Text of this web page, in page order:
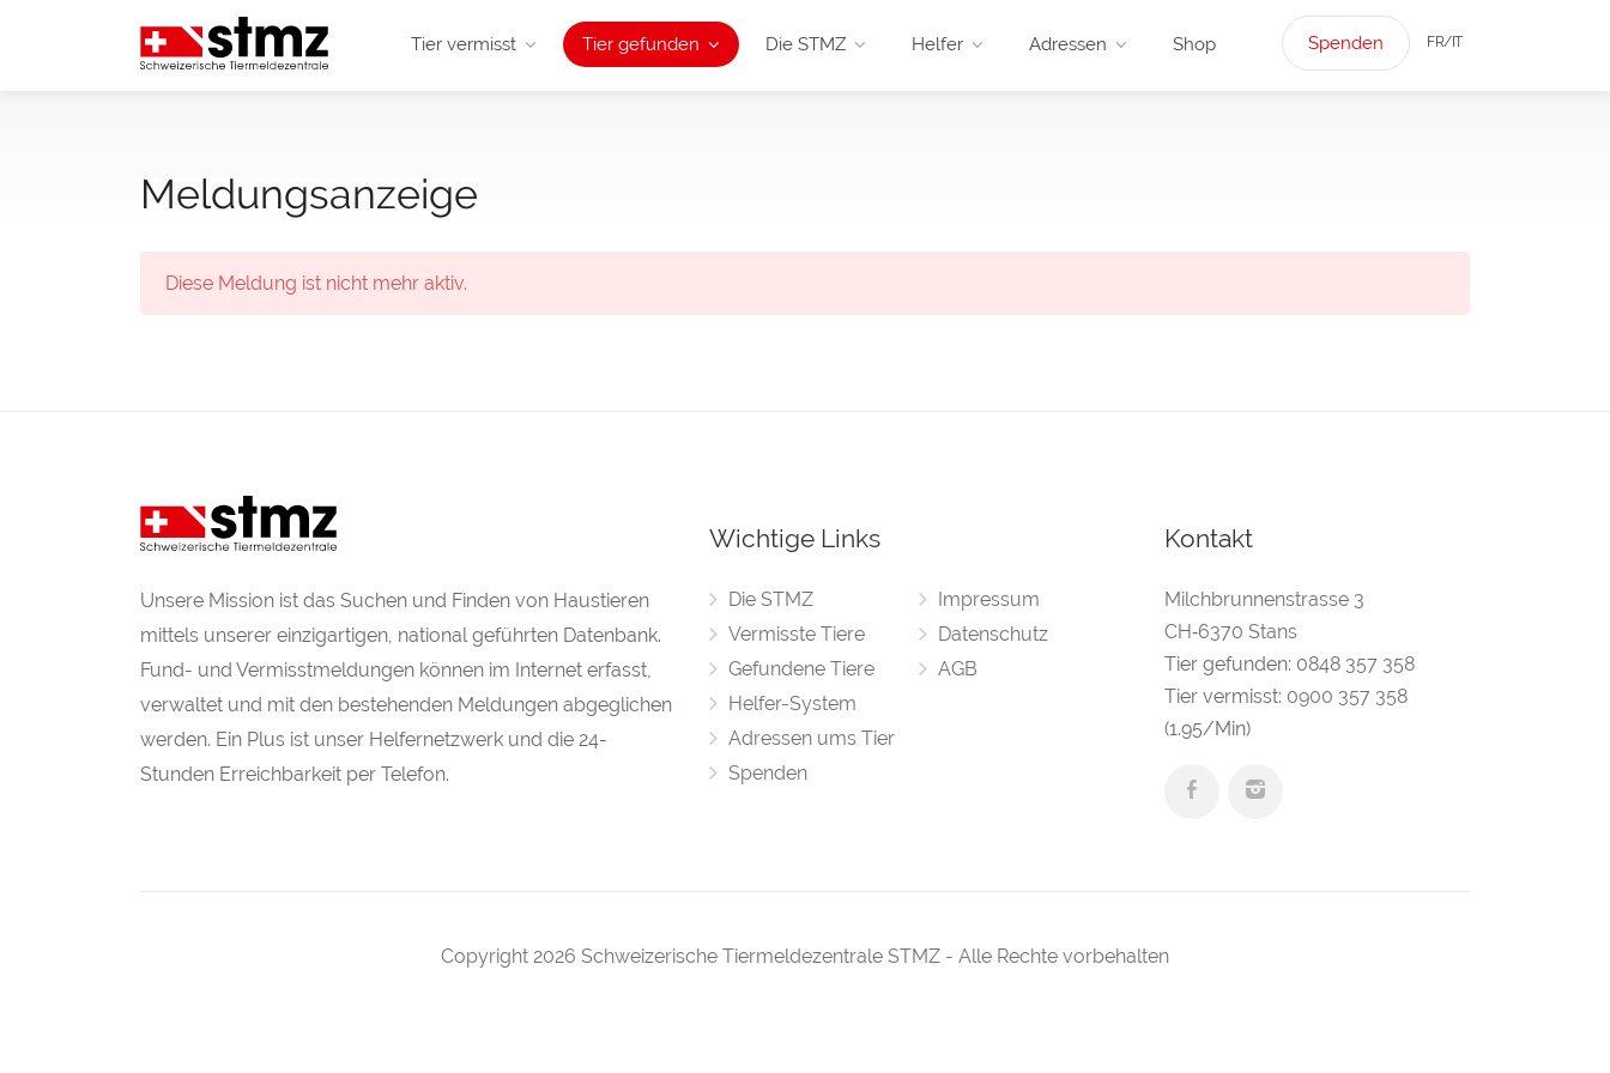
Tier vermisst Tier gefunden Die STMZ Helfer Adressen Shop Spenden FR/IT
Meldungsanzeige
Diese Meldung ist nicht mehr aktiv.
Unsere Mission ist das Suchen und Finden von Haustieren
mittels unserer einzigartigen, national geführten Datenbank.
Fund- und Vermisstmeldungen können im Internet erfasst,
verwaltet und mit den bestehenden Meldungen abgeglichen
werden. Ein Plus ist unser Helfernetzwerk und die 24-
Stunden Erreichbarkeit per Telefon.
Wichtige Links
Die STMZ
Vermisste Tiere
Gefundene Tiere
Helfer-System
Adressen ums Tier
Spenden
Impressum
Datenschutz
AGB
Kontakt
Milchbrunnenstrasse 3
CH‑6370 Stans
Tier gefunden: 0848 357 358
Tier vermisst: 0900 357 358
(1.95/Min)
Copyright 2026 Schweizerische Tiermeldezentrale STMZ - Alle Rechte vorbehalten